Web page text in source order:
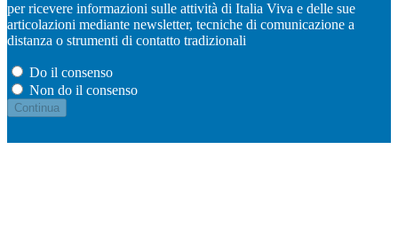
per ricevere informazioni sulle attività di Italia Viva e delle sue
articolazioni mediante newsletter, tecniche di comunicazione a
distanza o strumenti di contatto tradizionali
Do il consenso
Non do il consenso